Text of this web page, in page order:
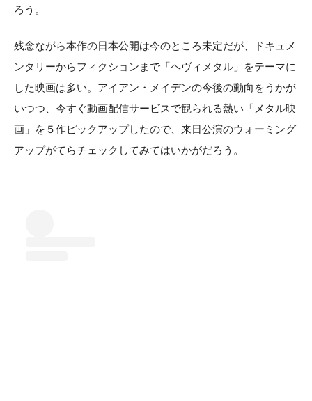
ろう。
残念ながら本作の日本公開は今のところ未定だが、ドキュメ
ンタリーからフィクションまで「ヘヴィメタル」をテーマに
した映画は多い。アイアン・メイデンの今後の動向をうかが
いつつ、今すぐ動画配信サービスで観られる熱い「メタル映
画」を５作ピックアップしたので、来日公演のウォーミング
アップがてらチェックしてみてはいかがだろう。